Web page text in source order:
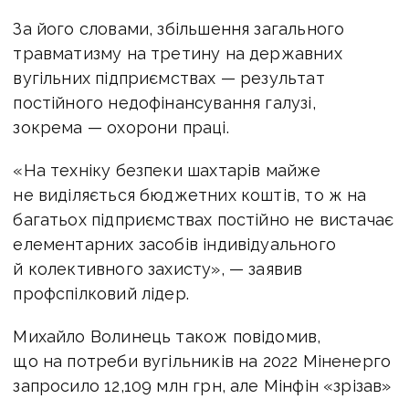
За його словами, збільшення загального
травматизму на третину на державних
вугільних підприємствах — результат
постійного недофінансування галузі,
зокрема — охорони праці.
«На техніку безпеки шахтарів майже
не виділяється бюджетних коштів, то ж на
багатьох підприємствах постійно не вистачає
елементарних засобів індивідуального
й колективного захисту», — заявив
профспілковий лідер.
Михайло Волинець також повідомив,
що на потреби вугільників на 2022 Міненерго
запросило 12,109 млн грн, але Мінфін «зрізав»